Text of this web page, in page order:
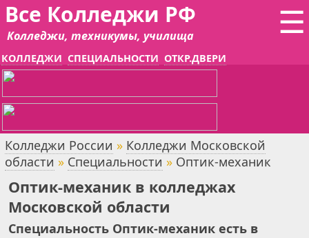
☰
Все Колледжи РФ
Колледжи, техникумы, училища
КОЛЛЕДЖИ СПЕЦИАЛЬНОСТИ ОТКР.ДВЕРИ
Колледжи России » Колледжи Московской
области » Специальности » Оптик-механик
Оптик-механик в колледжах
Московской области
Специальность Оптик-механик есть в